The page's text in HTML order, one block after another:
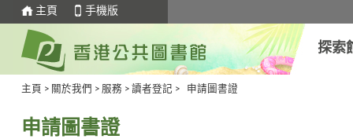
主頁 手機版
探索
主頁 > 關於我們 > 服務 > 讀者登記 > 申請圖書證
申請圖書證